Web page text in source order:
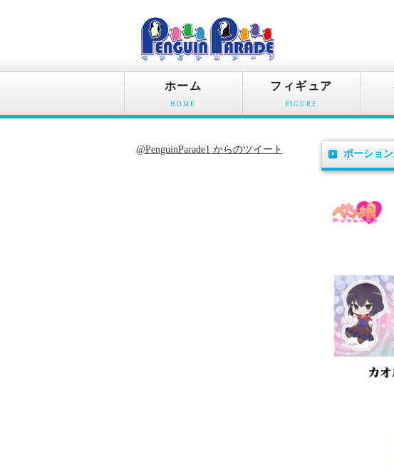
ホーム
HOME
フィギュア
FIGURE
ポーショ
@PenguinParade1 からのツイート